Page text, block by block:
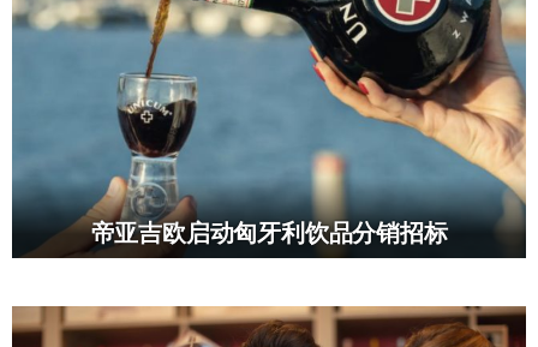
帝亚吉欧启动匈牙利饮品分销招标